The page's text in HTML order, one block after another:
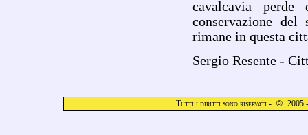
cavalcavia
conservazione del
rimane in questa
Sergio Resente -
Tutti i diritti sono riservati - © 2005